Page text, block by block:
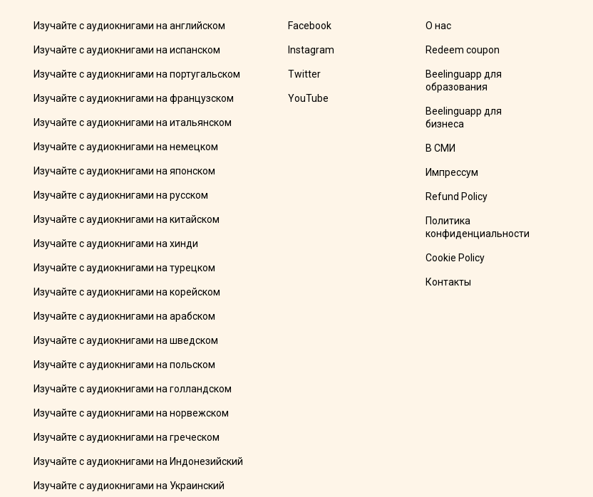
Изучайте с аудиокнигами на английском
Изучайте с аудиокнигами на испанском
Изучайте с аудиокнигами на португальском
Изучайте с аудиокнигами на французском
Изучайте с аудиокнигами на итальянском
Изучайте с аудиокнигами на немецком
Изучайте с аудиокнигами на японском
Изучайте с аудиокнигами на русском
Изучайте с аудиокнигами на китайском
Изучайте с аудиокнигами на хинди
Изучайте с аудиокнигами на турецком
Изучайте с аудиокнигами на корейском
Изучайте с аудиокнигами на арабском
Изучайте с аудиокнигами на шведском
Изучайте с аудиокнигами на польском
Изучайте с аудиокнигами на голландском
Изучайте с аудиокнигами на норвежском
Изучайте с аудиокнигами на греческом
Изучайте с аудиокнигами на Индонезийский
Изучайте с аудиокнигами на Украинский
Facebook
Instagram
Twitter
YouTube
О нас
Redeem coupon
Beelinguapp для
образования
Beelinguapp для
бизнеса
В СМИ
Импрессум
Refund Policy
Политика
конфиденциальности
Cookie Policy
Контакты